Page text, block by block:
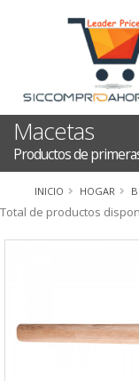
Macetas
Productos de
INICIO HOGAR
Total de productos